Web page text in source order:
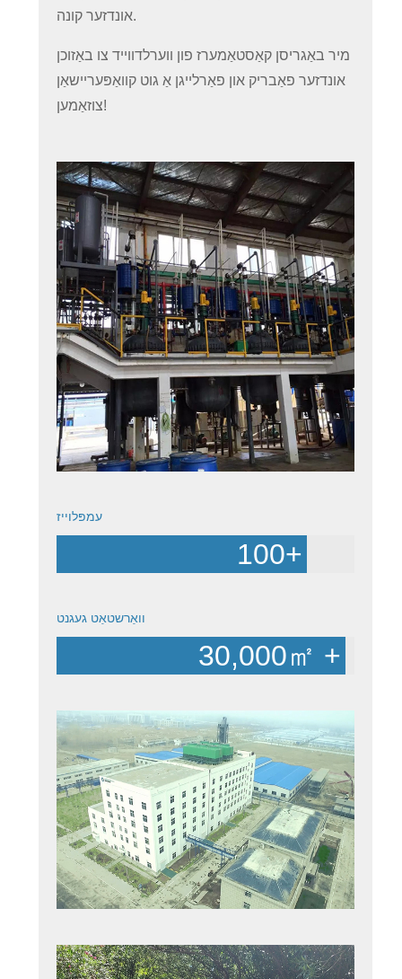
אונדזער קונה.
מיר באַגריסן קאַסטאַמערז פון ווערלדווייד צו באַזוכן
אונדזער פאַבריק און פאַרלייגן אַ גוט קוואַפּעריישאַן
צוזאַמען!
עמפּלוייז
100+
וואַרשטאַט געגנט
30,000㎡ +